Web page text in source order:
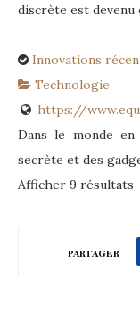
discrète est devenu
Innovations
Technologie
https://
Dans le monde
secrète et des
Afficher 9 résultats
PARTAGER